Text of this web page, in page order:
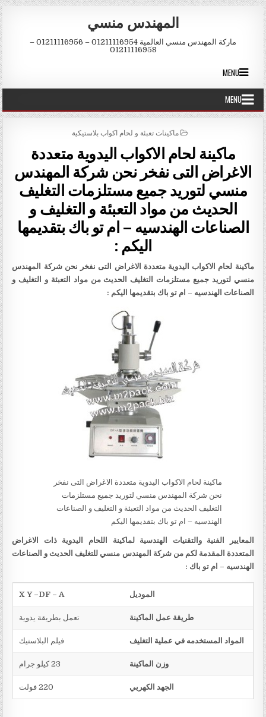
Skip to content
المهندس منسي
ماركة المهندس منسي العالمية 01211116954 – 01211116956 –
01211116958
MENU
MENU
POSTED IN
ماكينات تعبئة و لحام اكواب بلاستيكية
ماكينة لحام الاكواب اليدوية متعددة
الاغراض التى نفخر نحن شركة المهندس
منسي لتوريد جميع مستلزمات التغليف
الحديث من مواد التعبئة و التغليف و
الصناعات الهندسيه – ام تو باك بتقديمها
اليكم :
ماكينة لحام الاكواب اليدوية متعددة الاغراض التى نفخر نحن شركة المهندس
منسي لتوريد جميع مستلزمات التغليف الحديث من مواد التعبئة و التغليف و
الصناعات الهندسيه – ام تو باك بتقديمها اليكم :
ماكينة لحام الاكواب اليدوية متعددة الاغراض التى نفخر
نحن شركة المهندس منسي لتوريد جميع مستلزمات
التغليف الحديث من مواد التعبئة و التغليف و الصناعات
الهندسيه – ام تو باك بتقديمها اليكم
المعايير الفنية والتقنيات الهندسية لماكينة اللحام اليدوية ذات الاغراض
المتعددة المقدمة لكم من شركة المهندس منسي للتغليف الحديث و الصناعات
الهندسيه – ام تو باك :
الموديل X Y –DF – A
طريقة عمل الماكينة تعمل بطريقة يدوية
المواد المستخدمه في عملية التغليف فيلم البلاستيك
وزن الماكينة 23 كيلو جرام
الجهد الكهربي 220 فولت